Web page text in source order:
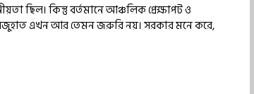
ছিল। কিন্তু বর্তমানে আঞ্চলিক প্রেক্ষাপট ও
অজুহাত এখন আর তেমন জরুরি নয়। সরকার মনে করে,